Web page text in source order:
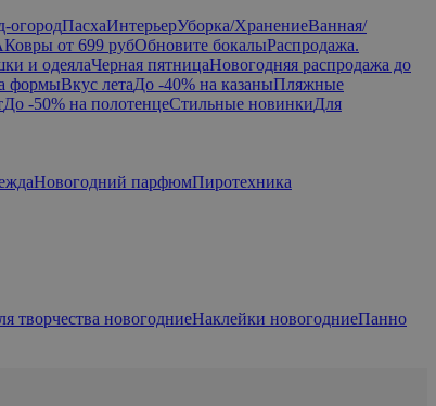
огородПасхаИнтерьерУборка/ХранениеВанная/
Ковры от 699 рубОбновите бокалыРаспродажа.
и одеялаЧерная пятницаНовогодняя распродажа до
формыВкус летаДо -40% на казаныПляжные
До -50% на полотенцеСтильные новинкиДля
Новогодний парфюмПиротехника
творчества новогодниеНаклейки новогодниеПанно